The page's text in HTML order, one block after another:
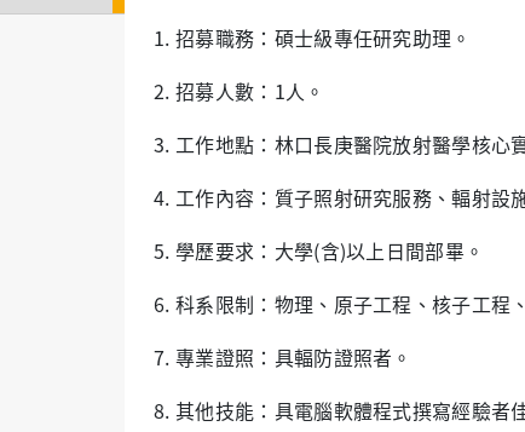
1. 招募職務：碩士級專任研究助理。
2. 招募人數：1人。
3. 工作地點：林口長庚醫院放射醫學核心
4. 工作內容：質子照射研究服務、輻射設
5. 學歷要求：大學(含)以上日間部畢。
6. 科系限制：物理、原子工程、核子工程
7. 專業證照：具輻防證照者。
8. 其他技能：具電腦軟體程式撰寫經驗者